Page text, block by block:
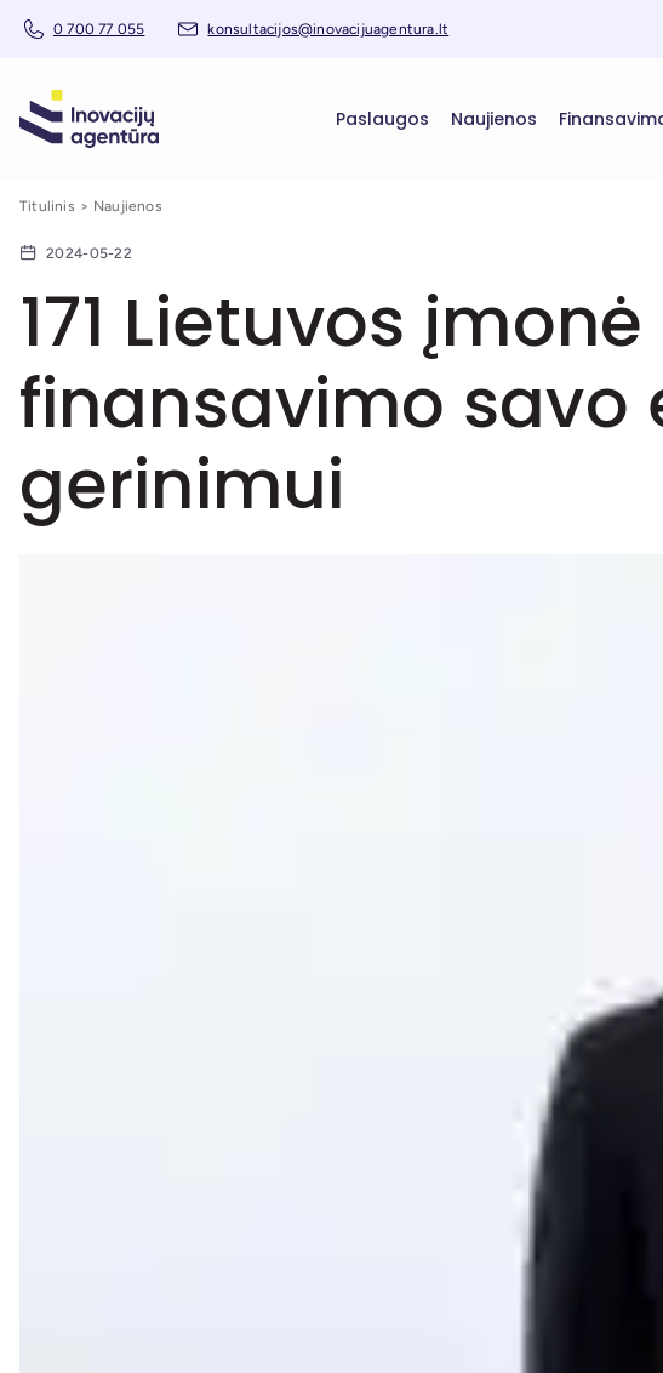
0 700 77 055 konsultacijos@inovacijuagentura.lt
Paslaugos Naujienos
Titulinis Naujienos
2024-05-22
171 Lietuvos
finansavimo savo
gerinimui